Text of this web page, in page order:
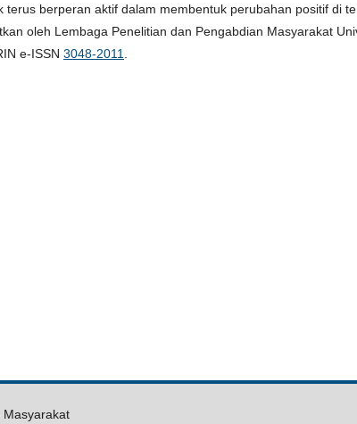
berperan aktif dalam membentuk perubahan positif di
oleh Lembaga Penelitian dan Pengabdian Masyarakat
e-ISSN 3048-2011
Masyarakat